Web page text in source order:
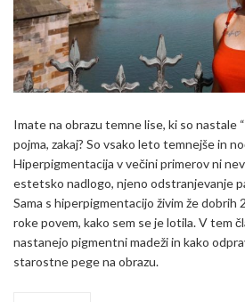
Imate na obrazu temne lise, ki so nastale
pojma, zakaj? So vsako leto temnejše in
Hiperpigmentacija v večini primerov ni
estetsko nadlogo, njeno odstranjevanje
Sama s hiperpigmentacijo živim že dobrih
roke povem, kako sem se je lotila. V tem
nastanejo pigmentni madeži in kako
starostne pege na obrazu.